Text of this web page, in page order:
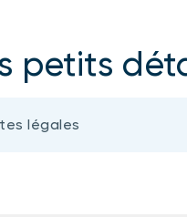
petits
légales